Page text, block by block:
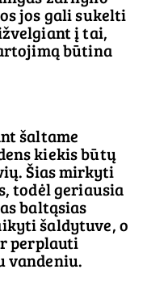
jos gali sukelti
į tai,
būtina
šaltame
kiekis būtų
Šias mirkyti
todėl geriausia
baltąsias
šaldytuve, o
perplauti
vandeniu.